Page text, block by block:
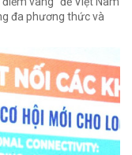
đa phương thức và